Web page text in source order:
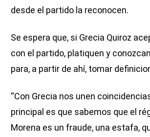
desde el partido la reconocen.
Se espera que, si Grecia Quiroz
con el partido, platiquen y
para, a partir de ahí, tomar
“Con Grecia nos unen
principal es que sabemos que el
Morena es un fraude, una estafa,